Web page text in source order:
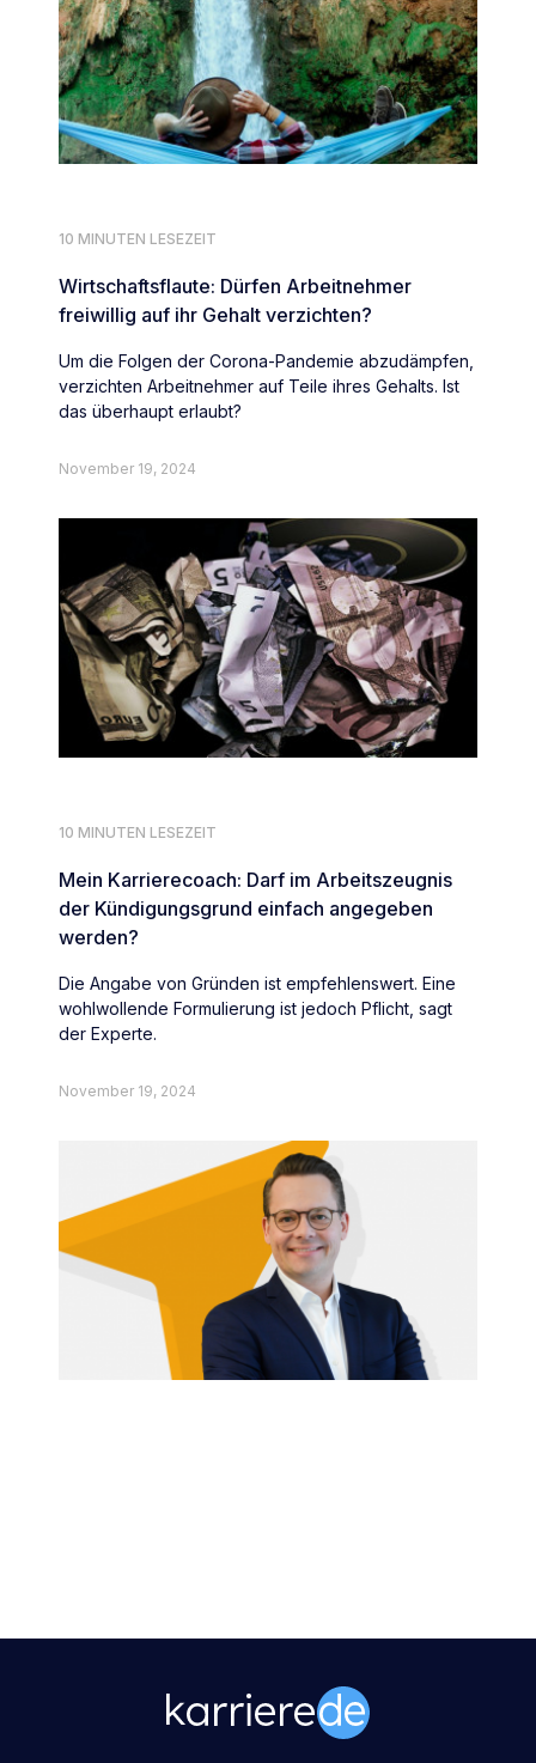
10 MINUTEN LESEZEIT
Wirtschaftsflaute: Dürfen Arbeitnehmer
freiwillig auf ihr Gehalt verzichten?
Um die Folgen der Corona-Pandemie abzudämpfen,
verzichten Arbeitnehmer auf Teile ihres Gehalts. Ist
das überhaupt erlaubt?
November 19, 2024
10 MINUTEN LESEZEIT
Mein Karrierecoach: Darf im Arbeitszeugnis
der Kündigungsgrund einfach angegeben
werden?
Die Angabe von Gründen ist empfehlenswert. Eine
wohlwollende Formulierung ist jedoch Pflicht, sagt
der Experte.
November 19, 2024